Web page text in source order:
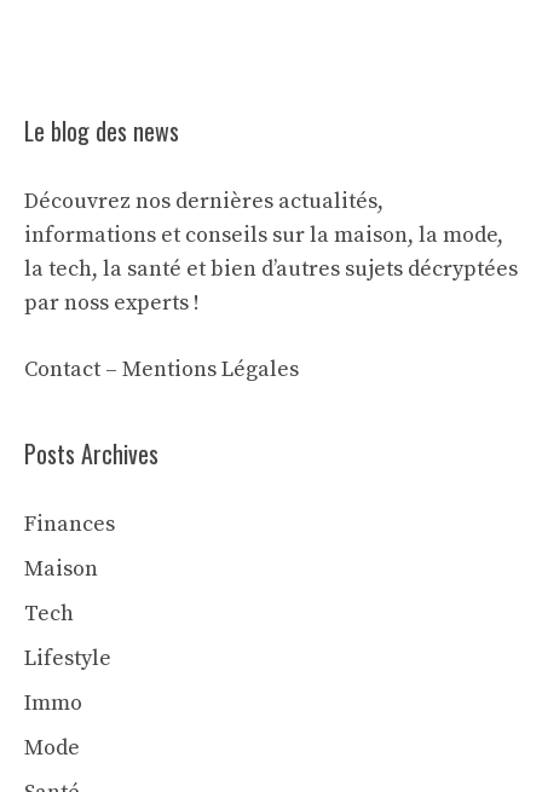
Le blog des news
Découvrez nos dernières actualités,
informations et conseils sur la maison, la mode,
la tech, la santé et bien d’autres sujets décryptées
par noss experts !
Contact – Mentions Légales
Posts Archives
Finances
Maison
Tech
Lifestyle
Immo
Mode